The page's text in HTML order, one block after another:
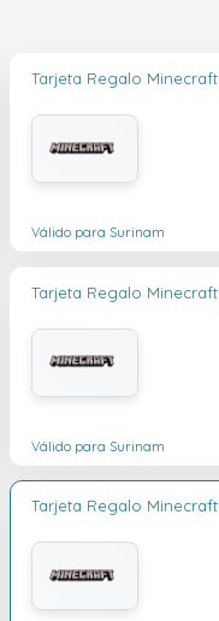
Tarjeta Regalo Minecraft
Válido para Surinam
Tarjeta Regalo Minecraft
Válido para Surinam
Tarjeta Regalo Minecraft